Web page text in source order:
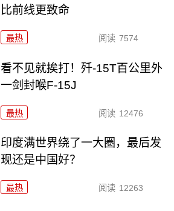
比前线更致命
最热 阅读 7574
看不见就挨打！歼-15T百公里外
一剑封喉F-15J
最热 阅读 12476
印度满世界绕了一大圈，最后发
现还是中国好？
最热 阅读 12263